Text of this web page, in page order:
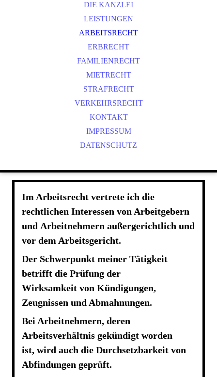
DIE KANZLEI
LEISTUNGEN
ARBEITSRECHT
ERBRECHT
FAMILIENRECHT
MIETRECHT
STRAFRECHT
VERKEHRSRECHT
KONTAKT
IMPRESSUM
DATENSCHUTZ
Im Arbeitsrecht vertrete ich die
rechtlichen Interessen von Arbeitgebern
und Arbeitnehmern außergerichtlich und
vor dem Arbeitsgericht.
Der Schwerpunkt meiner Tätigkeit
betrifft die Prüfung der
Wirksamkeit von Kündigungen,
Zeugnissen und Abmahnungen.
Bei Arbeitnehmern, deren
Arbeitsverhältnis gekündigt worden
ist, wird auch die Durchsetzbarkeit von
Abfindungen geprüft.